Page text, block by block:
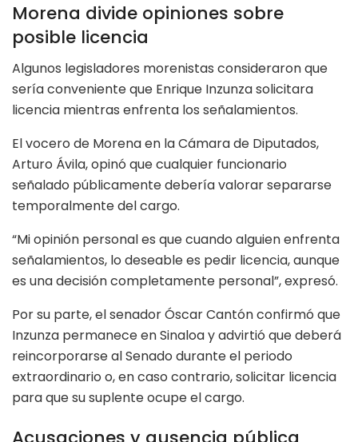
Morena divide opiniones sobre
posible licencia
Algunos legisladores morenistas consideraron que
sería conveniente que Enrique Inzunza solicitara
licencia mientras enfrenta los señalamientos.
El vocero de Morena en la Cámara de Diputados,
Arturo Ávila, opinó que cualquier funcionario
señalado públicamente debería valorar separarse
temporalmente del cargo.
“Mi opinión personal es que cuando alguien enfrenta
señalamientos, lo deseable es pedir licencia, aunque
es una decisión completamente personal”, expresó.
Por su parte, el senador Óscar Cantón confirmó que
Inzunza permanece en Sinaloa y advirtió que deberá
reincorporarse al Senado durante el periodo
extraordinario o, en caso contrario, solicitar licencia
para que su suplente ocupe el cargo.